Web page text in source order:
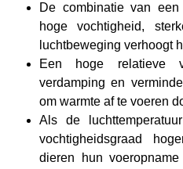
De combinatie van een
hoge vochtigheid,
luchtbeweging verhoogt
Een hoge relatieve
verdamping en
om warmte af te voeren
Als de
vochtigheidsgraad
dieren hun